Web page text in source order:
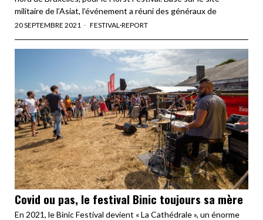
militaire de l’Asiat, l’événement a réuni des généraux de
20 SEPTEMBRE 2021 FESTIVAL·REPORT
Covid ou pas, le festival Binic toujours sa mère
En 2021, le Binic Festival devient « La Cathédrale », un énorme